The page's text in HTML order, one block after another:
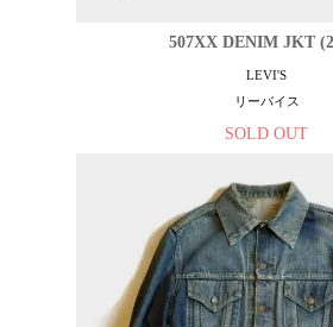
507XX DENIM JKT
LEVI'S
リーバイス
SOLD OUT